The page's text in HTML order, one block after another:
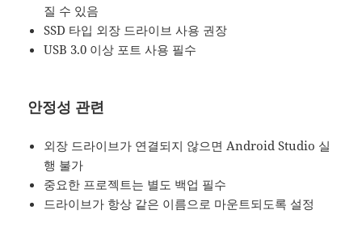
질 수 있음
SSD 타입 외장 드라이브 사용 권장
USB 3.0 이상 포트 사용 필수
안정성 관련
외장 드라이브가 연결되지 않으면 Android Studio 실
행 불가
중요한 프로젝트는 별도 백업 필수
드라이브가 항상 같은 이름으로 마운트되도록 설정